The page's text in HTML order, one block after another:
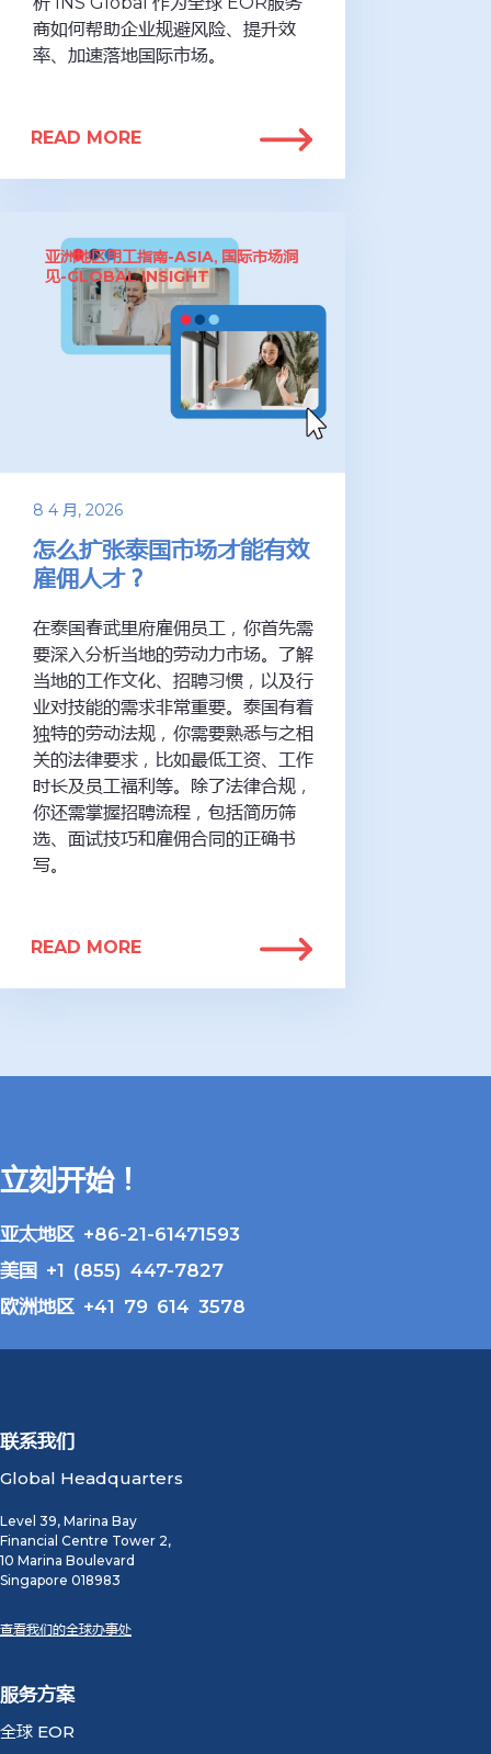
商如何帮助企业规避风险、提升效
率、加速落地国际市场。
READ MORE
亚洲地区用工指南-ASIA, 国际市场洞
见-GLOBAL INSIGHT
8 4 月, 2026
怎么扩张泰国市场才能有效
雇佣人才？
在泰国春武里府雇佣员工，你首先需
要深入分析当地的劳动力市场。了解
当地的工作文化、招聘习惯，以及行
业对技能的需求非常重要。泰国有着
独特的劳动法规，你需要熟悉与之相
关的法律要求，比如最低工资、工作
时长及员工福利等。除了法律合规，
你还需掌握招聘流程，包括简历筛
选、面试技巧和雇佣合同的正确书
写。
READ MORE
立刻开始！
亚太地区 +86-21-61471593
美国 +1 (855) 447-7827
欧洲地区 +41 79 614 3578
联系我们
Global Headquarters
Level 39, Marina Bay
Financial Centre Tower 2,
10 Marina Boulevard
Singapore 018983
查看我们的全球办事处
服务方案
全球 EOR